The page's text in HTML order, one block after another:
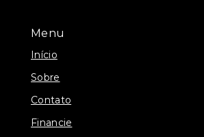
Menu
Início
Sobre
Contato
Financie